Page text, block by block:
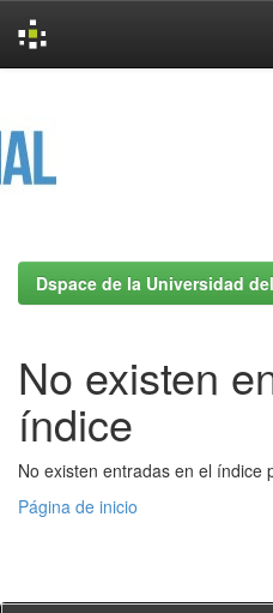
Dspace de la Universidad
No existen
índice
No existen entradas en el índice
Página de inicio